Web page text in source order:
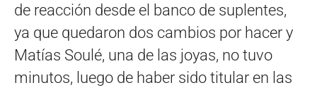
de reacción desde el banco de suplentes,
ya que quedaron dos cambios por hacer y
Matías Soulé, una de las joyas, no tuvo
minutos, luego de haber sido titular en las